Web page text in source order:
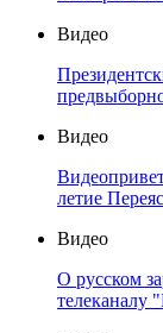
Видео
Видео
летие
Видео
О русском
телеканалу